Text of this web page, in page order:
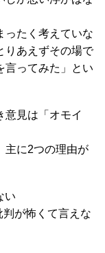
ったく考えていな
りあえずその場で
言ってみた」とい
意見は「オモイ
主に2つの理由が
い
が怖くて言えな